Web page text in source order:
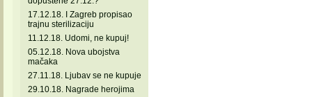
17.12.18. I Zagreb propisao
trajnu sterilizaciju
11.12.18. Udomi, ne kupuj!
05.12.18. Nova ubojstva
mačaka
27.11.18. Ljubav se ne kupuje
29.10.18. Nagrade herojima